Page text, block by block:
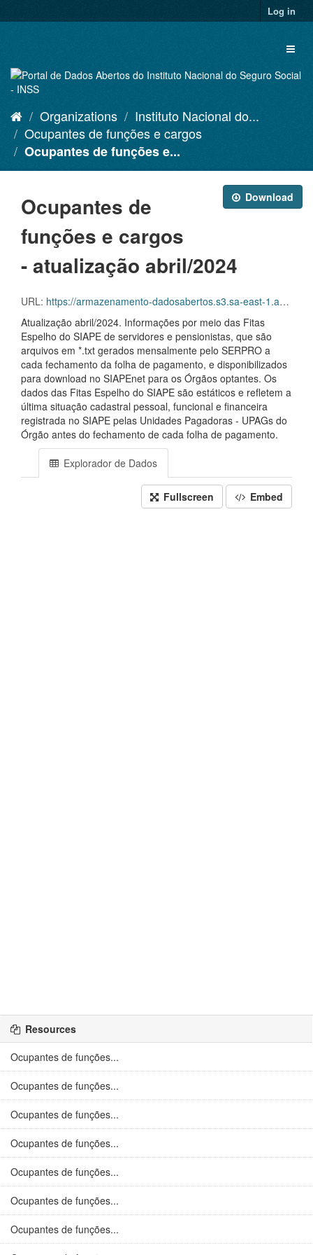
to
Log in
Organizations
Instituto Nacional do...
Ocupantes de funções e cargos
Ocupantes de funções e...
Download
Ocupantes de
funções e cargos
- atualização abril/2024
URL: https://armazenamento-dadosabertos.s3.sa-east-1.amazonaws.com/PDA_2023_2025/Grupos_de_dados/Ocupantes+de+fun%C3%A7%C3%B5es+e+cargos/Ocupantes_Funcoes_Cargos_Nominal_202404.xlsx
Atualização abril/2024. Informações por meio das Fitas
Espelho do SIAPE de servidores e pensionistas, que são
arquivos em *.txt gerados mensalmente pelo SERPRO a
cada fechamento da folha de pagamento, e disponibilizados
para download no SIAPEnet para os Órgãos optantes. Os
dados das Fitas Espelho do SIAPE são estáticos e refletem a
última situação cadastral pessoal, funcional e financeira
registrada no SIAPE pelas Unidades Pagadoras - UPAGs do
Órgão antes do fechamento de cada folha de pagamento.
Explorador de Dados
Fullscreen Embed
Resources
Ocupantes de funções...
Ocupantes de funções...
Ocupantes de funções...
Ocupantes de funções...
Ocupantes de funções...
Ocupantes de funções...
Ocupantes de funções...